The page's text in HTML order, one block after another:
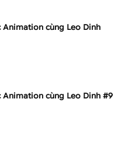
Animation cùng Leo Dinh
Animation cùng Leo Dinh #9